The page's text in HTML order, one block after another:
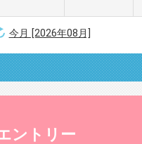
今月 [2026年08月]
ントリー